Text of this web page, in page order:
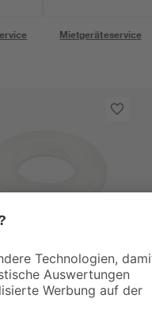
Mietgeräteservice